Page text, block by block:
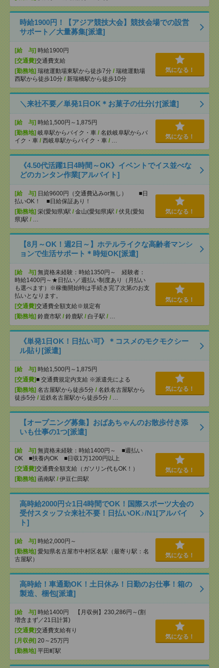
時給1900円！【アジア競技大会】競技会場での設営
サポート／大量募集[派遣]
[給 与] 時給1900円
[交通費]交通費支給
[勤務地] 瑞穂運動場東駅から徒歩7分 / 瑞穂運動場
西駅から徒歩10分 / 新瑞橋駅から徒歩10分
気になる！
＼来社不要／単発1日OK＊お菓子の仕分け[派遣]
[給 与] 時給1,500円～1,875円
[勤務地] 岐阜駅からバイク・車 / 名鉄岐阜駅からバ
イク・車 / 西岐阜駅からバイク・車 / …
気になる！
《4.50代活躍1日4時間～OK》イベントでイス並べな
どのカンタン作業[アルバイト]
[給 与] 日給9600円（交通費込みor無し） ■日
払いOK！ ■日給保証あり！
[勤務地] 栄(愛知県)駅 / 金山(愛知県)駅 / 伏見(愛知
県)駅 / …
気になる！
【8月～OK！週2日～】ホテルライクな高齢者マンシ
ョンで生活サポート＊時短OK[派遣]
[給 与] 無資格未経験：時給1350円～ 経験者：
時給1400円～★日払い／週払い制度あり（月払い
も選べます）※稼働開始時は手続き完了次第のお支
払いとなります。
[交通費]交通費全額支給※規定有
[勤務地] 鈴鹿市駅 / 鈴鹿駅 / 白子駅 / …
気になる！
《単発1日OK！日払い可》＊コスメのモクモクシー
ル貼り[派遣]
[給 与] 時給1,500円～1,875円
[交通費]■ 交通費規定内支給 ※派遣先による
[勤務地] 名古屋駅から徒歩5分 / 名鉄名古屋駅から
徒歩5分 / 近鉄名古屋駅から徒歩5分 / …
気になる！
【オープニング募集】おばあちゃんのお散歩付き添
いも仕事の1つ[派遣]
[給 与] 無資格未経験：時給1400円～ ■週払い
OK ■扶養内OK ■日収1万1200円以上
[交通費]交通費全額支給（ガソリン代もOK！）
[勤務地] 函南駅 / 伊豆仁田駅
気になる！
高時給2000円☆1日4時間でOK！国際スポーツ大会の
受付スタッフ☆来社不要！日払いOK♪/N1[アルバイ
ト]
[給 与] 時給2,000円～
[勤務地] 愛知県名古屋市中村区名駅（最寄り駅：名
古屋駅）
気になる！
高時給！車通勤OK！土日休み！日勤のお仕事！箱の
製造、梱包[派遣]
[給 与] 時給1400円 【月収例】230,286円～(割
増含まず／21日計算)
[交通費]交通費支給有り
[月収例] 20～25万円
[勤務地] 平田町駅
気になる！